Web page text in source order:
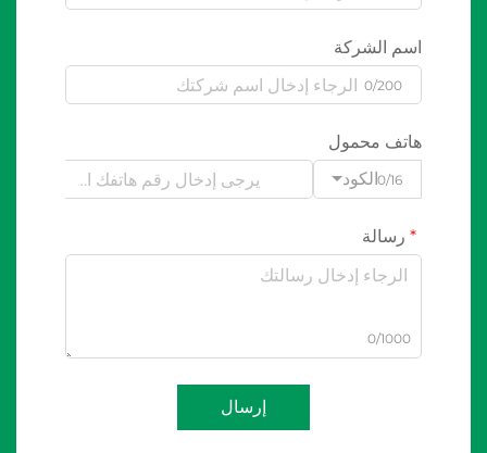
اسم الشركة
0/200
هاتف محمول
الكود0/16
رسالة
0/1000
إرسال